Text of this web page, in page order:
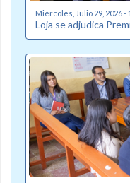
Miércoles, Julio 29, 2026 -
Loja se adjudica